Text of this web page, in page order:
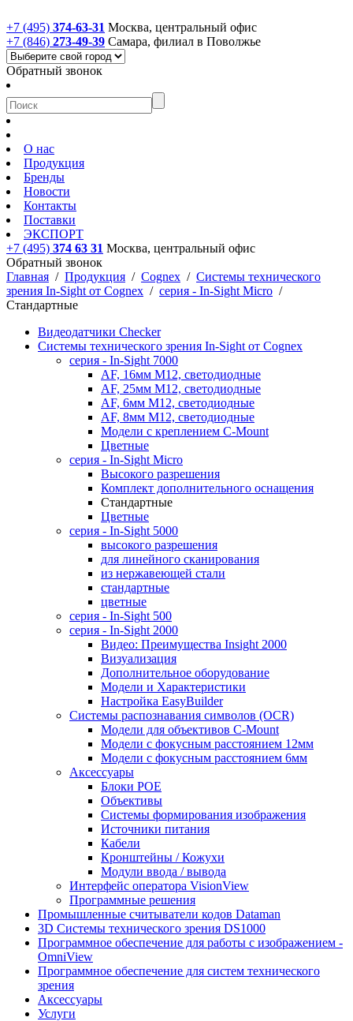
+7 (495) 374-63-31 Москва, центральный офис
+7 (846) 273-49-39 Самара, филиал в Поволжье
Обратный звонок
О нас
Продукция
Бренды
Новости
Контакты
Поставки
ЭКСПОРТ
+7 (495) 374 63 31 Москва, центральный офис
Обратный звонок
Главная / Продукция / Cognex / Системы технического
зрения In-Sight от Cognex / серия - In-Sight Micro /
Стандартные
Видеодатчики Checker
Системы технического зрения In-Sight от Cognex
cерия - In-Sight 7000
AF, 16мм M12, светодиодные
AF, 25мм M12, светодиодные
AF, 6мм M12, светодиодные
AF, 8мм M12, светодиодные
Модели с креплением C-Mount
Цветные
серия - In-Sight Micro
Высокого разрешения
Комплект дополнительного оснащения
Стандартные
Цветные
серия - In-Sight 5000
высокого разрешения
для линейного сканирования
из нержавеющей стали
стандартные
цветные
серия - In-Sight 500
cерия - In-Sight 2000
Видео: Преимущества Insight 2000
Визуализация
Дополнительное оборудование
Модели и Характеристики
Настройка EasyBuilder
Системы распознавания символов (OCR)
Модели для объективов C-Mount
Модели с фокусным расстоянием 12мм
Модели с фокусным расстоянием 6мм
Аксессуары
Блоки POE
Объективы
Системы формирования изображения
Источники питания
Кабели
Кронштейны / Кожухи
Модули ввода / вывода
Интерфейс оператора VisionView
Программные решения
Промышленные считыватели кодов Dataman
3D Системы технического зрения DS1000
Программное обеспечение для работы с изображением -
OmniView
Программное обеспечение для систем технического
зрения
Аксессуары
Услуги